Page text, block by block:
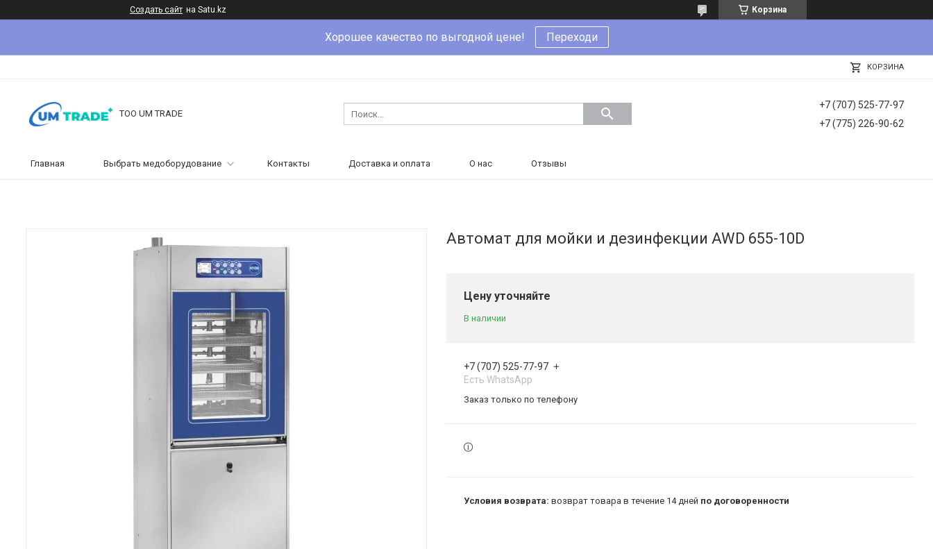
Создать сайт на Satu.kz Корзина
Хорошее качество по выгодной цене! Переходи
КОРЗИНА
ТОО UM TRADE
+7 (707) 525-77-97
+7 (775) 226-90-62
Главная Выбрать медоборудование Контакты Доставка и оплата О нас Отзывы
Автомат для мойки и дезинфекции AWD 655-10D
Цену уточняйте
В наличии
+7 (707) 525-77-97
Есть WhatsApp
Заказ только по телефону
возврат товара в течение 14 дней по договоренности